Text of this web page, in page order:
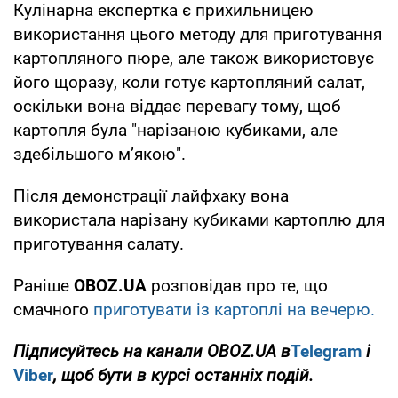
Кулінарна експертка є прихильницею
використання цього методу для приготування
картопляного пюре, але також використовує
його щоразу, коли готує картопляний салат,
оскільки вона віддає перевагу тому, щоб
картопля була "нарізаною кубиками, але
здебільшого м’якою".
Після демонстрації лайфхаку вона
використала нарізану кубиками картоплю для
приготування салату.
Раніше OBOZ.UA розповідав про те, що
смачного приготувати із картоплі на вечерю.
Підписуйтесь на канали OBOZ.UA вTelegram і
Viber, щоб бути в курсі останніх подій.